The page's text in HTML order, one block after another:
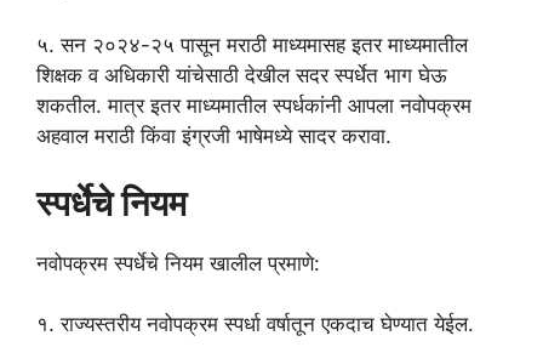
५. सन २०२४-२५ पासून मराठी माध्यमासह इतर माध्यमातील
शिक्षक व अधिकारी यांचेसाठी देखील सदर स्पर्धेत भाग घेऊ
शकतील. मात्र इतर माध्यमातील स्पर्धकांनी आपला नवोपक्रम
अहवाल मराठी किंवा इंग्रजी भाषेमध्ये सादर करावा.
स्पर्धेचे नियम
नवोपक्रम स्पर्धेचे नियम खालील प्रमाणे:
१. राज्यस्तरीय नवोपक्रम स्पर्धा वर्षातून एकदाच घेण्यात येईल.